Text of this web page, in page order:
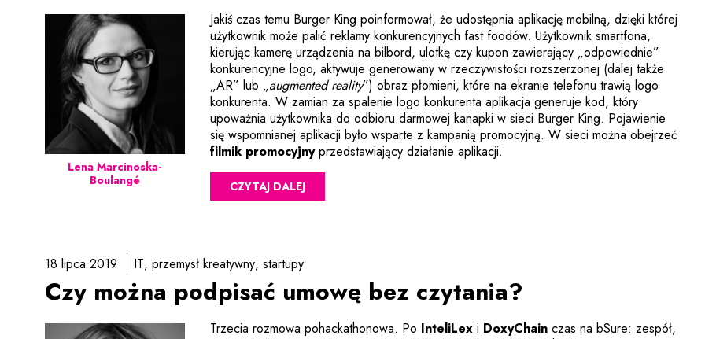
Jakiś czas temu Burger King poinformował, że udostępnia aplikację mobilną, dzięki której
użytkownik może palić reklamy konkurencyjnych fast foodów. Użytkownik smartfona,
kierując kamerę urządzenia na bilbord, ulotkę czy kupon zawierający „odpowiednie”
konkurencyjne logo, aktywuje generowany w rzeczywistości rozszerzonej (dalej także
„AR” lub „augmented reality”) obraz płomieni, które na ekranie telefonu trawią logo
konkurenta. W zamian za spalenie logo konkurenta aplikacja generuje kod, który
upoważnia użytkownika do odbioru darmowej kanapki w sieci Burger King. Pojawienie
się wspomnianej aplikacji było wsparte z kampanią promocyjną. W sieci można obejrzeć
filmik promocyjnyUwaga, link zostanie otwarty w nowym oknie
przedstawiający działanie aplikacji.
CZYTAJ DALEJ
Lena Marcinoska-
Boulangé
18 lipca 2019 IT przemysł kreatywny startupy
Czy można podpisać umowę bez czytania?
Trzecia rozmowa pohackathonowa. Po InteliLex i DoxyChain czas na bSure: zespół,